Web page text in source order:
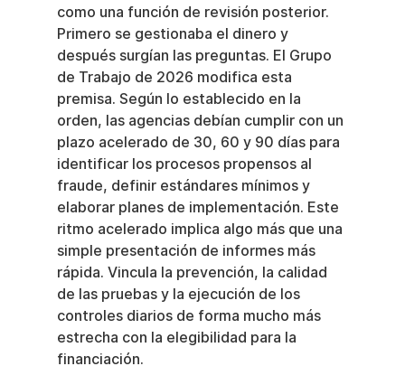
como una función de revisión posterior.
Primero se gestionaba el dinero y
después surgían las preguntas. El Grupo
de Trabajo de 2026 modifica esta
premisa. Según lo establecido en la
orden, las agencias debían cumplir con un
plazo acelerado de 30, 60 y 90 días para
identificar los procesos propensos al
fraude, definir estándares mínimos y
elaborar planes de implementación. Este
ritmo acelerado implica algo más que una
simple presentación de informes más
rápida. Vincula la prevención, la calidad
de las pruebas y la ejecución de los
controles diarios de forma mucho más
estrecha con la elegibilidad para la
financiación.